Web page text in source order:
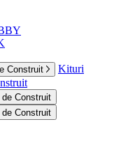
Construit
Kituri
Construit
Construit